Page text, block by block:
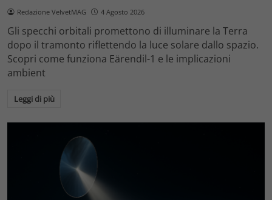
Redazione VelvetMAG 4 Agosto 2026
Gli specchi orbitali promettono di illuminare la Terra
dopo il tramonto riflettendo la luce solare dallo spazio.
Scopri come funziona Eärendil-1 e le implicazioni
ambient
Leggi di più